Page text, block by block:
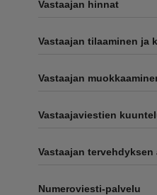
Vastaajan hinnat
Vastaajan tilaaminen ja
Vastaajan
Vastaajaviestien
Vastaajan tervehdyksen
Numeroviesti-palvelu